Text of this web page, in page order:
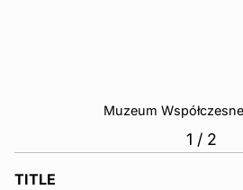
Muzeum
1 / 2
TITLE